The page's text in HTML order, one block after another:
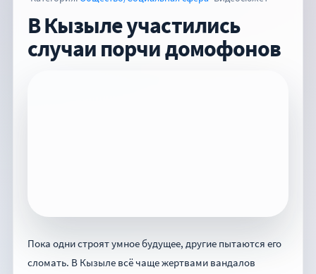
В Кызыле участились
случаи порчи домофонов
Пока одни строят умное будущее, другие пытаются его
сломать. В Кызыле всё чаще жертвами вандалов